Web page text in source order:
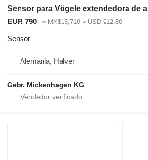
Sensor para Vögele extendedora de
EUR 790
≈ MX$15,710 ≈ USD 912.80
Sensor
Alemania, Halver
Gebr. Mickenhagen KG